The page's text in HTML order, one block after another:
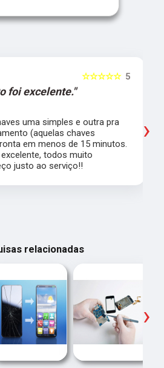
5
☆☆☆☆☆
foi excelente."
uma simples e outra pra
(aquelas chaves
em menos de 15 minutos.
todos muito
justo ao serviço!!
›
relacionadas
›